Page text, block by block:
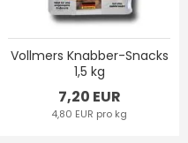
Vollmers Knabber-Snacks
1,5 kg
7,20 EUR
4,80 EUR pro kg